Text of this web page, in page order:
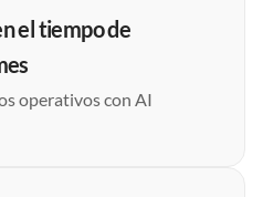
el tiempo de
operativos con AI